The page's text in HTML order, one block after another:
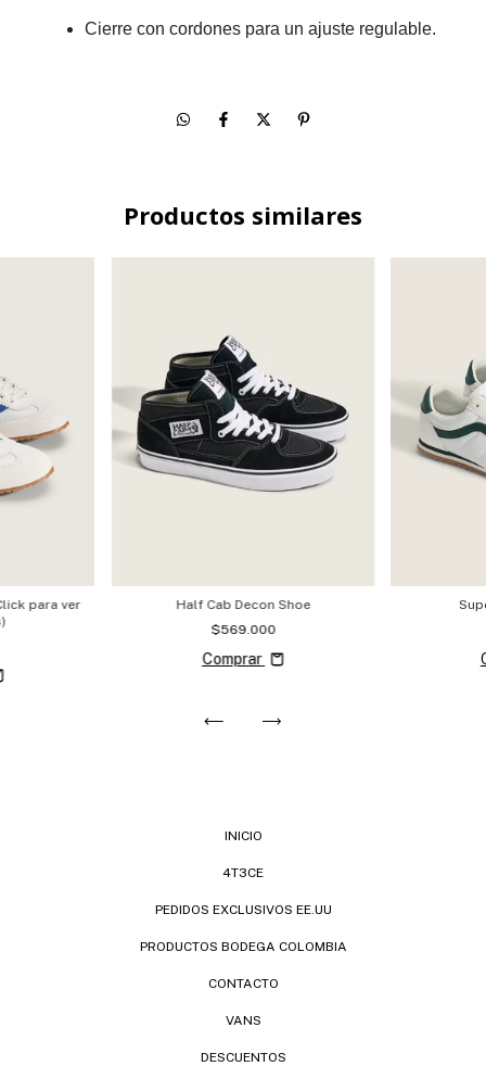
Cierre con cordones para un ajuste regulable.
Productos similares
para ver
Half Cab Decon Shoe
$569.000
Comprar
INICIO
4T3CE
PEDIDOS EXCLUSIVOS EE.UU
PRODUCTOS BODEGA COLOMBIA
CONTACTO
VANS
DESCUENTOS